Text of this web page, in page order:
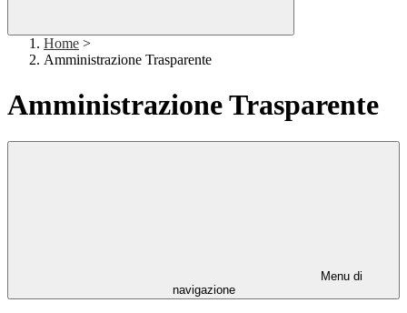
Home >
Amministrazione Trasparente
Amministrazione Trasparente
Menu di
navigazione